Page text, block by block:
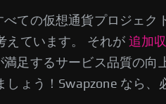
ての仮想通貨プロジェク
えています。 それが 追加
足するサービス品質の向
しょう！Swapzone なら、